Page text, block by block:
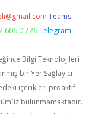
Teams:
606 0 726 Telegram:
Bilgi Teknolojileri
bir Yer Sağlayıcı
içerikleri proaktif
bulunmamaktadır.